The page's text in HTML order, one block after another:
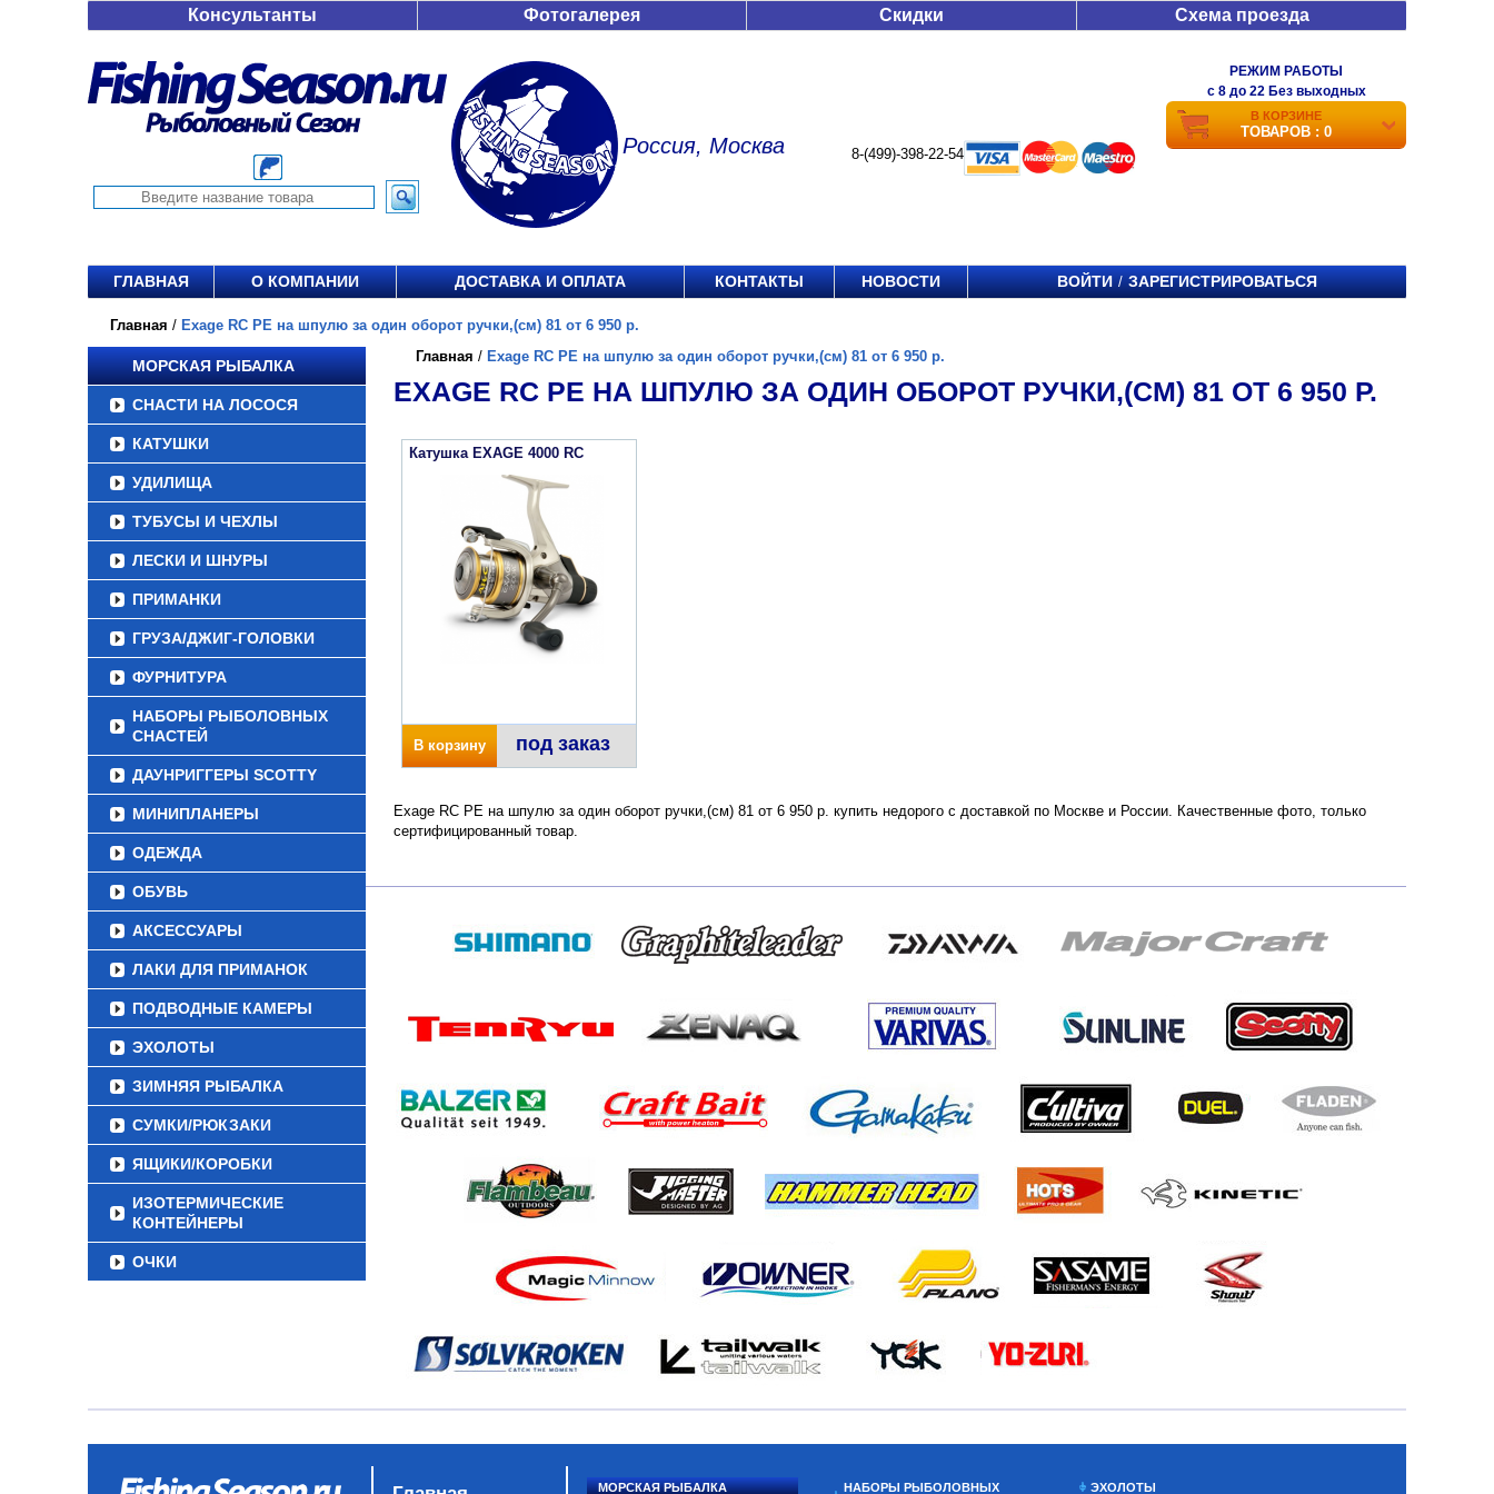
Консультанты Фотогалерея Скидки Схема проезда
Россия, Москва 8-(499)-398-22-54
РЕЖИМ РАБОТЫ
c 8 до 22 Без выходных
В КОРЗИНЕ
ТОВАРОВ : 0
ГЛАВНАЯ О КОМПАНИИ ДОСТАВКА И ОПЛАТА КОНТАКТЫ НОВОСТИ ВОЙТИ / ЗАРЕГИСТРИРОВАТЬСЯ
Главная / Exage RC PE на шпулю за один оборот ручки,(см) 81 от 6 950 р.
МОРСКАЯ РЫБАЛКА
СНАСТИ НА ЛОСОСЯ
КАТУШКИ
УДИЛИЩА
ТУБУСЫ И ЧЕХЛЫ
ЛЕСКИ И ШНУРЫ
ПРИМАНКИ
ГРУЗА/ДЖИГ-ГОЛОВКИ
ФУРНИТУРА
НАБОРЫ РЫБОЛОВНЫХ
СНАСТЕЙ
ДАУНРИГГЕРЫ SCOTTY
МИНИПЛАНЕРЫ
ОДЕЖДА
ОБУВЬ
АКСЕССУАРЫ
ЛАКИ ДЛЯ ПРИМАНОК
ПОДВОДНЫЕ КАМЕРЫ
ЭХОЛОТЫ
ЗИМНЯЯ РЫБАЛКА
СУМКИ/РЮКЗАКИ
ЯЩИКИ/КОРОБКИ
ИЗОТЕРМИЧЕСКИЕ
КОНТЕЙНЕРЫ
ОЧКИ
Главная / Exage RC PE на шпулю за один оборот ручки,(см) 81 от 6 950 р.
EXAGE RC PE НА ШПУЛЮ ЗА ОДИН ОБОРОТ РУЧКИ,(СМ) 81 ОТ 6 950 Р.
Катушка EXAGE 4000 RC
В корзину под заказ
Exage RC PE на шпулю за один оборот ручки,(см) 81 от 6 950 р. купить недорого с доставкой по Москве и России. Качественные фото, только
сертифицированный товар.
МОРСКАЯ РЫБАЛКА НАБОРЫ РЫБОЛОВНЫХ ЭХОЛОТЫ